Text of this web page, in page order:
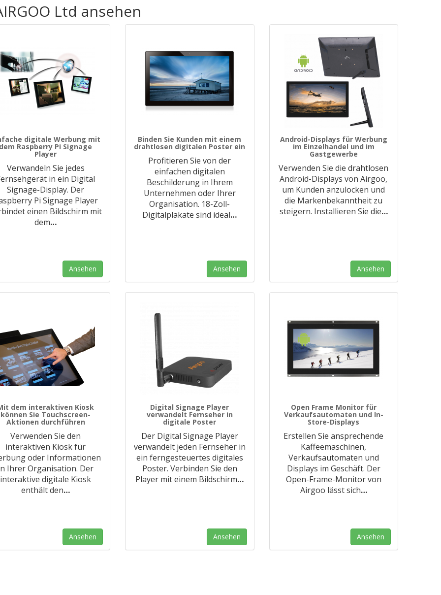
Ltd ansehen
digitale Werbung mit
dem Raspberry Pi Signage
Player
Verwandeln Sie jedes
in ein Digital
Signage-Display. Der
Pi Signage Player
einen Bildschirm mit
dem…
Ansehen
Binden Sie Kunden mit einem
drahtlosen digitalen Poster ein
Profitieren Sie von der
einfachen digitalen
Beschilderung in Ihrem
Unternehmen oder Ihrer
Organisation. 18-Zoll-
Digitalplakate sind ideal…
Ansehen
Android-Displays für Werbung
im Einzelhandel und im
Gastgewerbe
Verwenden Sie die drahtlosen
Android-Displays von Airgoo,
um Kunden anzulocken und
die Markenbekanntheit zu
steigern. Installieren Sie die…
Ansehen
dem interaktiven Kiosk
können Sie Touchscreen-
Aktionen durchführen
Verwenden Sie den
interaktiven Kiosk für
oder Informationen
Ihrer Organisation. Der
interaktive digitale Kiosk
enthält den…
Ansehen
Digital Signage Player
verwandelt Fernseher in
digitale Poster
Der Digital Signage Player
verwandelt jeden Fernseher in
ein ferngesteuertes digitales
Poster. Verbinden Sie den
Player mit einem Bildschirm…
Ansehen
Open Frame Monitor für
Verkaufsautomaten und In-
Store-Displays
Erstellen Sie ansprechende
Kaffeemaschinen,
Verkaufsautomaten und
Displays im Geschäft. Der
Open-Frame-Monitor von
Airgoo lässt sich…
Ansehen